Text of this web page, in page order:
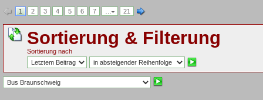
1 2 3 4 5 6 7 21
Sortierung & Filterung
Sortierung nach